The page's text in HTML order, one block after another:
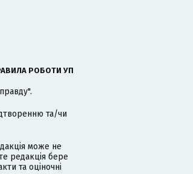
РОБОТИ УП
та/чи
може не
редакція бере
та оціночні